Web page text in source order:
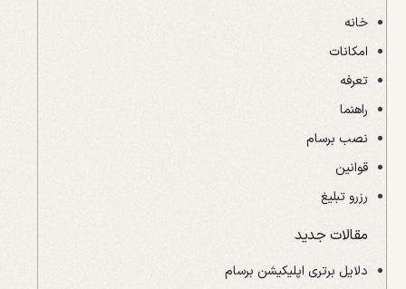
خانه
امکانات
تعرفه
راهنما
نصب برسام
قوانین
رزرو تبلیغ
مقالات جدید
دلایل برتری اپلیکیشن برسام